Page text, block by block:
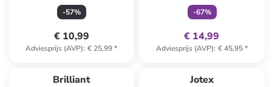
wit
-57%
€ 10,99
Adviesprijs (AVP): € 25,99*
(L)50 x (B)50 cm
-67%
€ 14,99
Adviesprijs (AVP): € 45,95*
Brilliant Jotex